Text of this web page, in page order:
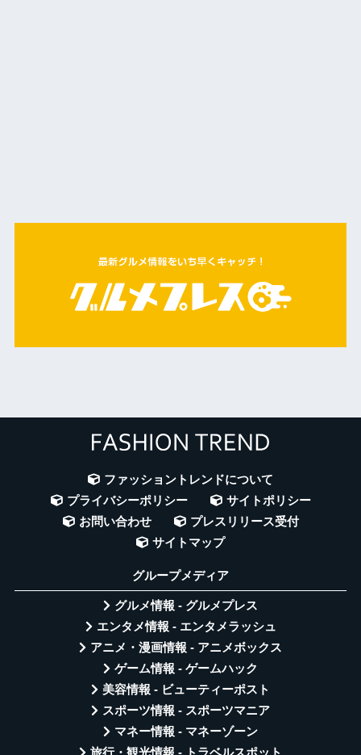
ファッショントレンドについて
プライバシーポリシー
サイトポリシー
お問い合わせ
プレスリリース受付
サイトマップ
グループメディア
グルメ情報 - グルメプレス
エンタメ情報 - エンタメラッシュ
アニメ・漫画情報 - アニメボックス
ゲーム情報 - ゲームハック
美容情報 - ビューティーポスト
スポーツ情報 - スポーツマニア
マネー情報 - マネーゾーン